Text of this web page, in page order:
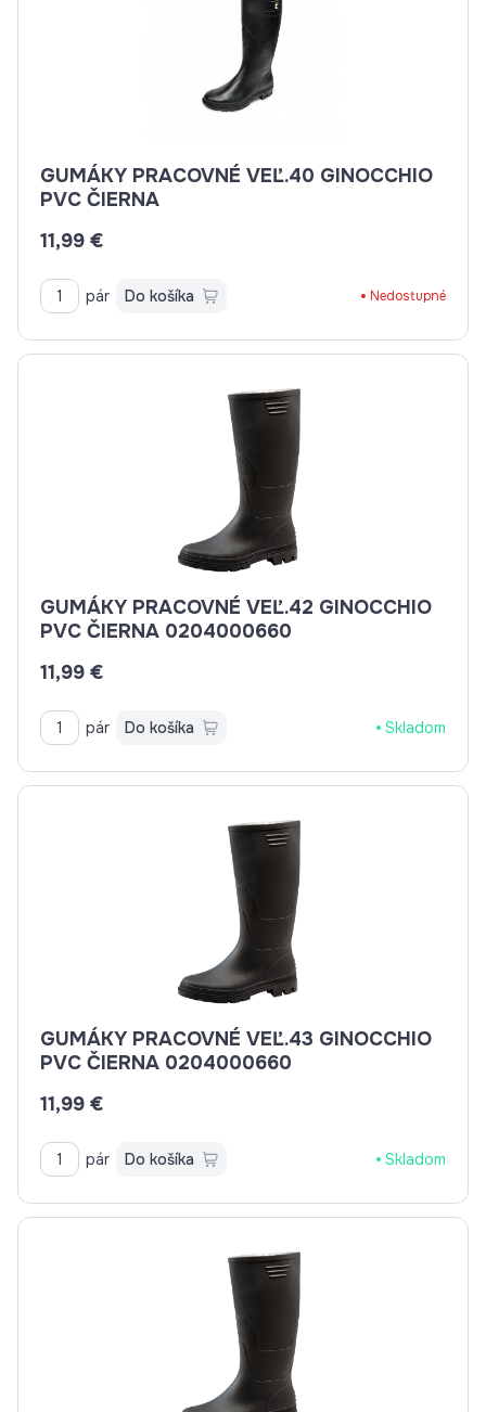
GUMÁKY PRACOVNÉ VEĽ.40 GINOCCHIO
PVC ČIERNA
11,99 €
pár Do košíka Nedostupné
GUMÁKY PRACOVNÉ VEĽ.42 GINOCCHIO
PVC ČIERNA 0204000660
11,99 €
pár Do košíka Skladom
GUMÁKY PRACOVNÉ VEĽ.43 GINOCCHIO
PVC ČIERNA 0204000660
11,99 €
pár Do košíka Skladom